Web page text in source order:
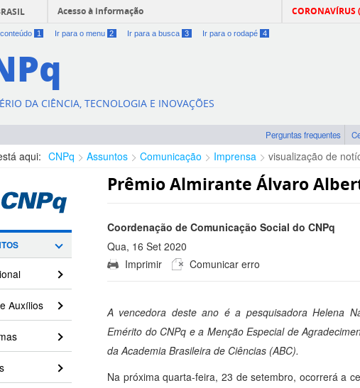
Acesso à informação CORONAVÍRUS
1 Ir para o menu 2 Ir para a busca 3 Ir para o rodapé 4
DA CIÊNCIA, TECNOLOGIA E INOVAÇÕES
Perguntas frequentes
aqui: CNPq Assuntos Comunicação Imprensa visualização de
Auxílios
Prêmio Almirante Álvaro
Coordenação de Comunicação Social do CNPq
Qua, 16 Set 2020
18:30:00 -0300
Imprimir Comunicar erro
A vencedora deste ano é a pesquisadora Helena
Emérito do CNPq e a Menção Especial de
da Academia Brasileira de Ciências (ABC).
Na próxima quarta-feira, 23 de setembro, ocorrerá a